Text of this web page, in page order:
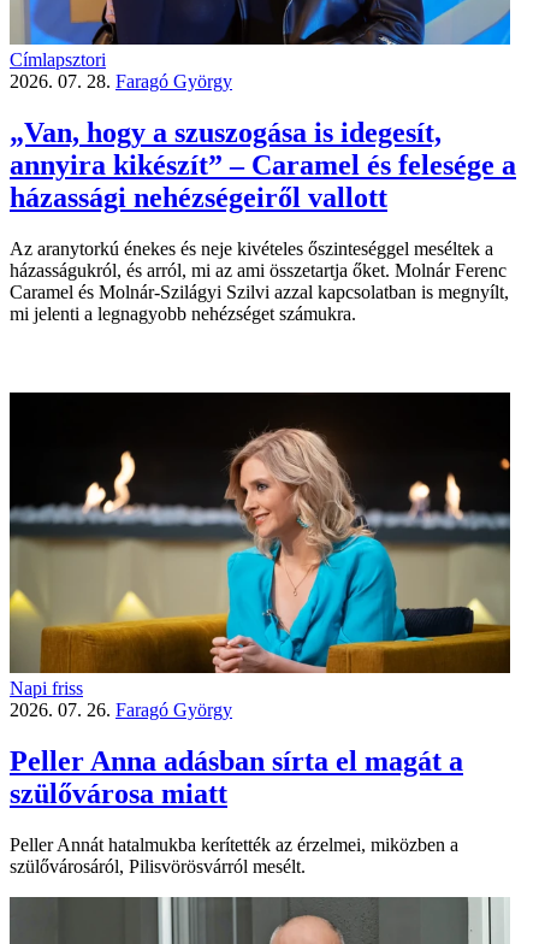
Címlapsztori
2026. 07. 28. Faragó György
„Van, hogy a szuszogása is idegesít,
annyira kikészít” – Caramel és felesége a
házassági nehézségeiről vallott
Az aranytorkú énekes és neje kivételes őszinteséggel meséltek a
házasságukról, és arról, mi az ami összetartja őket. Molnár Ferenc
Caramel és Molnár-Szilágyi Szilvi azzal kapcsolatban is megnyílt,
mi jelenti a legnagyobb nehézséget számukra.
Napi friss
2026. 07. 26. Faragó György
Peller Anna adásban sírta el magát a
szülővárosa miatt
Peller Annát hatalmukba kerítették az érzelmei, miközben a
szülővárosáról, Pilisvörösvárról mesélt.